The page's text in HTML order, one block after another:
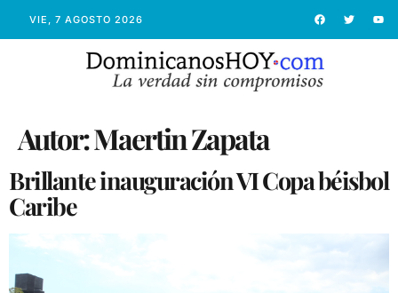
VIE, 7 AGOSTO 2026
Autor:Maertin Zapata
Brillante inauguración VI Copa béisbol
Caribe